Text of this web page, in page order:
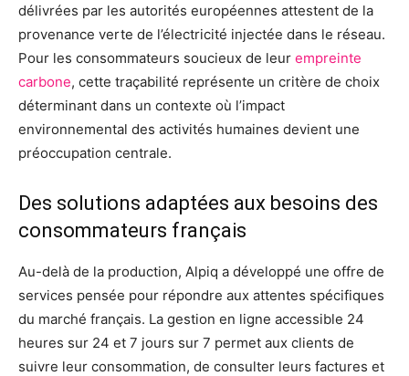
délivrées par les autorités européennes attestent de la
provenance verte de l’électricité injectée dans le réseau.
Pour les consommateurs soucieux de leur empreinte
carbone, cette traçabilité représente un critère de choix
déterminant dans un contexte où l’impact
environnemental des activités humaines devient une
préoccupation centrale.
Des solutions adaptées aux besoins des
consommateurs français
Au-delà de la production, Alpiq a développé une offre de
services pensée pour répondre aux attentes spécifiques
du marché français. La gestion en ligne accessible 24
heures sur 24 et 7 jours sur 7 permet aux clients de
suivre leur consommation, de consulter leurs factures et